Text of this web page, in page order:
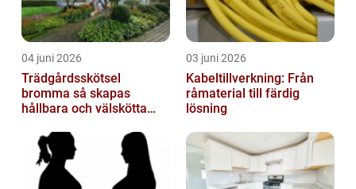
04 juni 2026
Trädgårdsskötsel
bromma så skapas
hållbara och välskötta
03 juni 2026
Kabeltillverkning: Från
råmaterial till färdig
lösning